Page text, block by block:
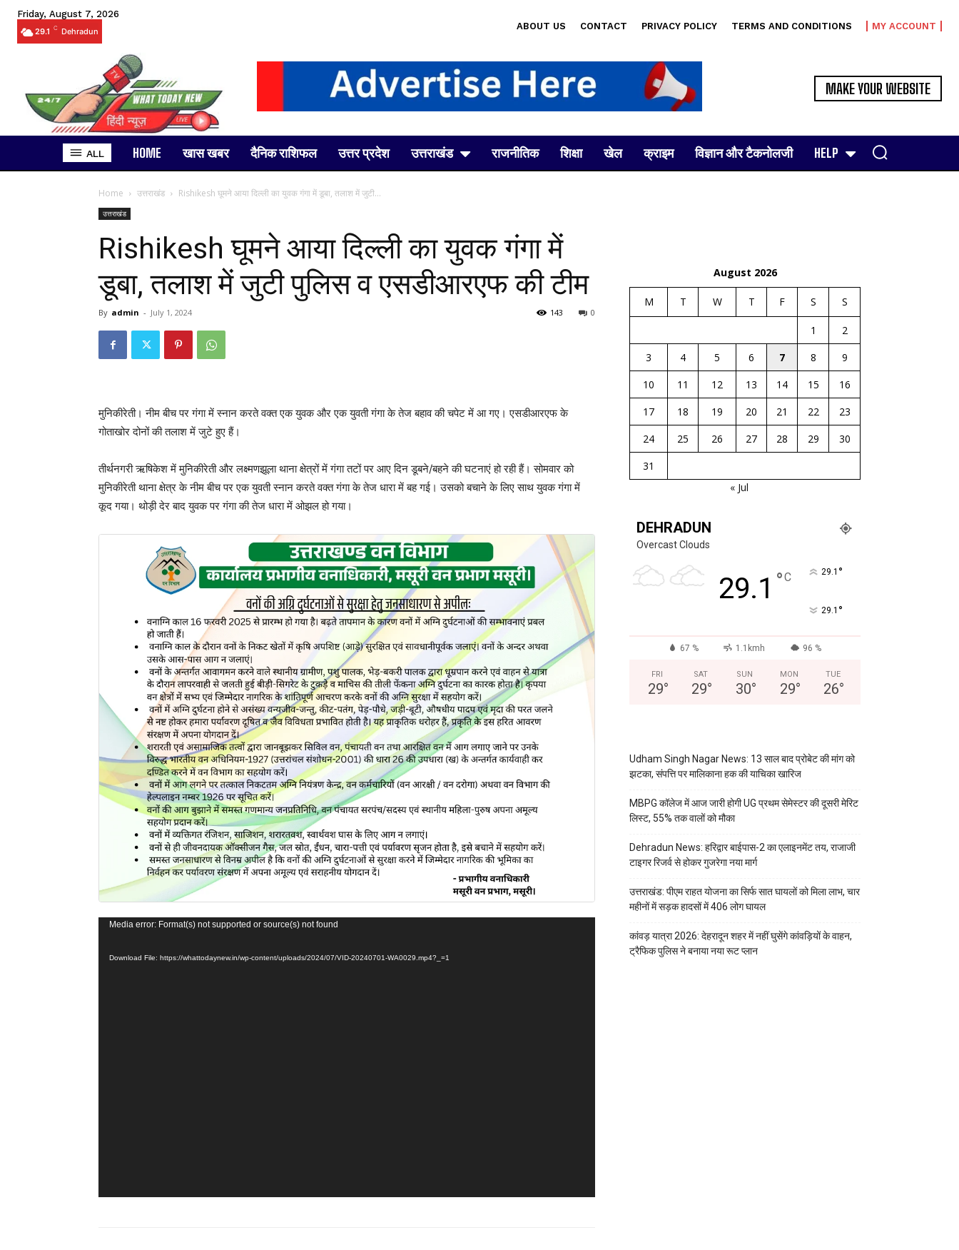
Friday, August 7, 2026
29.1 C Dehradun ABOUT US CONTACT PRIVACY POLICY TERMS AND CONDITIONS MY ACCOUNT
MAKE YOUR WEBSITE
ALL HOME खास खबर दैनिक राशिफल उत्तर प्रदेश उत्तराखंड राजनीतिक शिक्षा खेल क्राइम विज्ञान और टैकनोलजी HELP
Home उत्तराखंड Rishikesh घूमने आया दिल्ली का युवक गंगा में डूबा, तलाश में जुटी...
उत्तराखंड
Rishikesh घूमने आया दिल्ली का युवक गंगा में
डूबा, तलाश में जुटी पुलिस व एसडीआरएफ की टीम
By admin - July 1, 2024 0
143
मुनिकीरेती। नीम बीच पर गंगा में स्नान करते वक्त एक युवक और एक युवती गंगा के तेज बहाव की चपेट में आ गए। एसडीआरएफ के
गोताखोर दोनों की तलाश में जुटे हुए हैं।
तीर्थनगरी ऋषिकेश में मुनिकीरेती और लक्ष्मणझूला थाना क्षेत्रों में गंगा तटों पर आए दिन डूबने/बहने की घटनाएं हो रही हैं। सोमवार को
मुनिकीरेती थाना क्षेत्र के नीम बीच पर एक युवती स्नान करते वक्त गंगा के तेज धारा में बह गई। उसको बचाने के लिए साथ युवक गंगा में
कूद गया। थोड़ी देर बाद युवक पर गंगा की तेज धारा में ओझल हो गया।
Video
Media error: Format(s) not supported or source(s) not found
Download File: https://whattodaynew.in/wp-content/uploads/2024/07/VID-20240701-WA0029.mp4?_=1
August 2026
M T W T F S S
1
2
3
4 5 6 7 8
9
10
11 12 13 14 15
16
17
18 19 20 21 22
23
24
25 26 27 28 29
30
31
« Jul
DEHRADUN
Overcast Clouds
29.1 °C 29.1 °
29.1 °
67 % 1.1kmh 96 %
FRI
29°
SAT
29°
SUN
30°
MON
29°
TUE
26°
Udham Singh Nagar News: 13 साल बाद प्रोबेट की मांग को
झटका, संपत्ति पर मालिकाना हक की याचिका खारिज
MBPG कॉलेज में आज जारी होगी UG प्रथम सेमेस्टर की दूसरी मेरिट
लिस्ट, 55% तक वालों को मौका
Dehradun News: हरिद्वार बाईपास-2 का एलाइनमेंट तय, राजाजी
टाइगर रिजर्व से होकर गुजरेगा नया मार्ग
उत्तराखंड: पीएम राहत योजना का सिर्फ सात घायलों को मिला लाभ, चार
महीनों में सड़क हादसों में 406 लोग घायल
कांवड़ यात्रा 2026: देहरादून शहर में नहीं घुसेंगे कांवड़ियों के वाहन,
ट्रैफिक पुलिस ने बनाया नया रूट प्लान